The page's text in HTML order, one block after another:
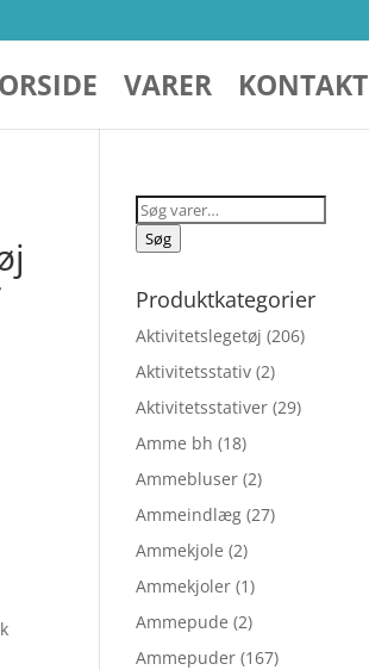
VARER KONTAKT
Søg
efter:
Søg
Produktkategorier
Aktivitetslegetøj (206)
Aktivitetsstativ (2)
Aktivitetsstativer (29)
Amme bh (18)
Ammebluser (2)
Ammeindlæg (27)
Ammekjole (2)
Ammekjoler (1)
Ammepude (2)
Ammepuder (167)